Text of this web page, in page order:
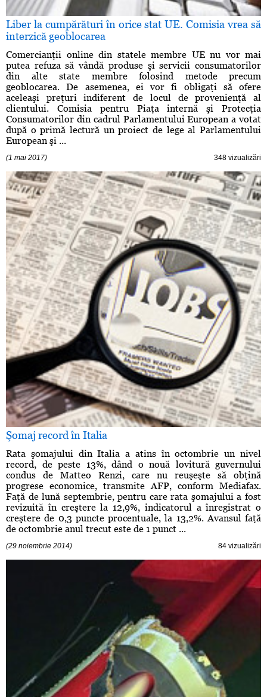
Liber la cumpărături în orice stat UE. Comisia vrea să
interzică geoblocarea
Comercianţii online din statele membre UE nu vor mai
putea refuza să vândă produse şi servicii consumatorilor
din alte state membre folosind metode precum
geoblocarea. De asemenea, ei vor fi obligaţi să ofere
aceleaşi preţuri indiferent de locul de provenienţă al
clientului. Comisia pentru Piaţa internă şi Protecţia
Consumatorilor din cadrul Parlamentului European a votat
după o primă lectură un proiect de lege al Parlamentului
European şi ...
(1 mai 2017) 348 vizualizări
Şomaj record în Italia
Rata şomajului din Italia a atins în octombrie un nivel
record, de peste 13%, dând o nouă lovitură guvernului
condus de Matteo Renzi, care nu reuşeşte să obţină
progrese economice, transmite AFP, conform Mediafax.
Faţă de lună septembrie, pentru care rata şomajului a fost
revizuită în creştere la 12,9%, indicatorul a înregistrat o
creştere de 0,3 puncte procentuale, la 13,2%. Avansul faţă
de octombrie anul trecut este de 1 punct ...
(29 noiembrie 2014) 84 vizualizări